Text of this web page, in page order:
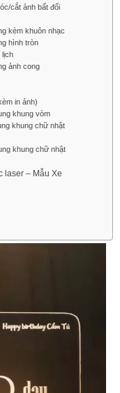
cắt ảnh bất đối
kèm khuôn nhạc
hình tròn
lịch
ảnh cong
in ảnh)
khung vòm
khung chữ nhật
khung chữ nhật
laser – Mẫu Xe